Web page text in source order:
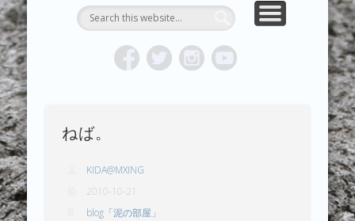
ねば。
KIDA@MXING
2010-10-21
blog「泥の部屋」